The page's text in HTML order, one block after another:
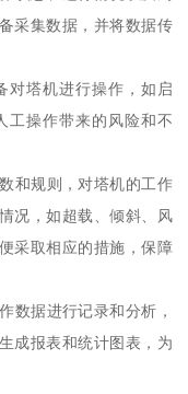
采集数据，并将数据传
对塔机进行操作，如启
工操作带来的风险和不
和规则，对塔机的工作
况，如超载、倾斜、风
采取相应的措施，保障
数据进行记录和分析，
成报表和统计图表，为